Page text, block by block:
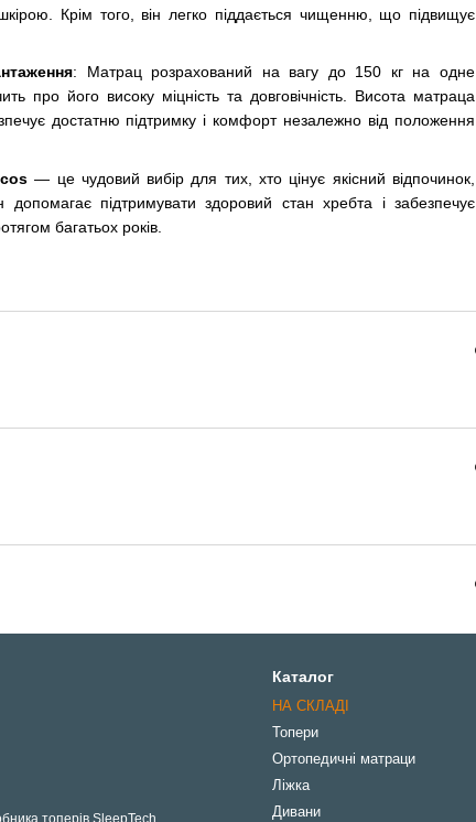
Крім того, він легко піддається чищенню, що підвищує
: Матрац розрахований на вагу до 150 кг на одне
про його високу міцність та довговічність. Висота матраца
достатню підтримку і комфорт незалежно від положення
— це чудовий вибір для тих, хто цінує якісний відпочинок,
допомагає підтримувати здоровий стан хребта і забезпечує
багатьох років.
топерів SleepTech
Каталог
НА СКЛАДІ
Топери
Ортопедичні матраци
Ліжка
Дивани